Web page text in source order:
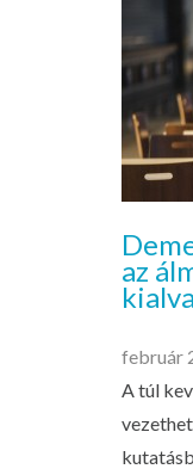
az
február
A túl